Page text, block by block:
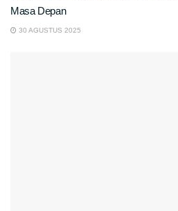
Masa Depan
30 AGUSTUS 2025